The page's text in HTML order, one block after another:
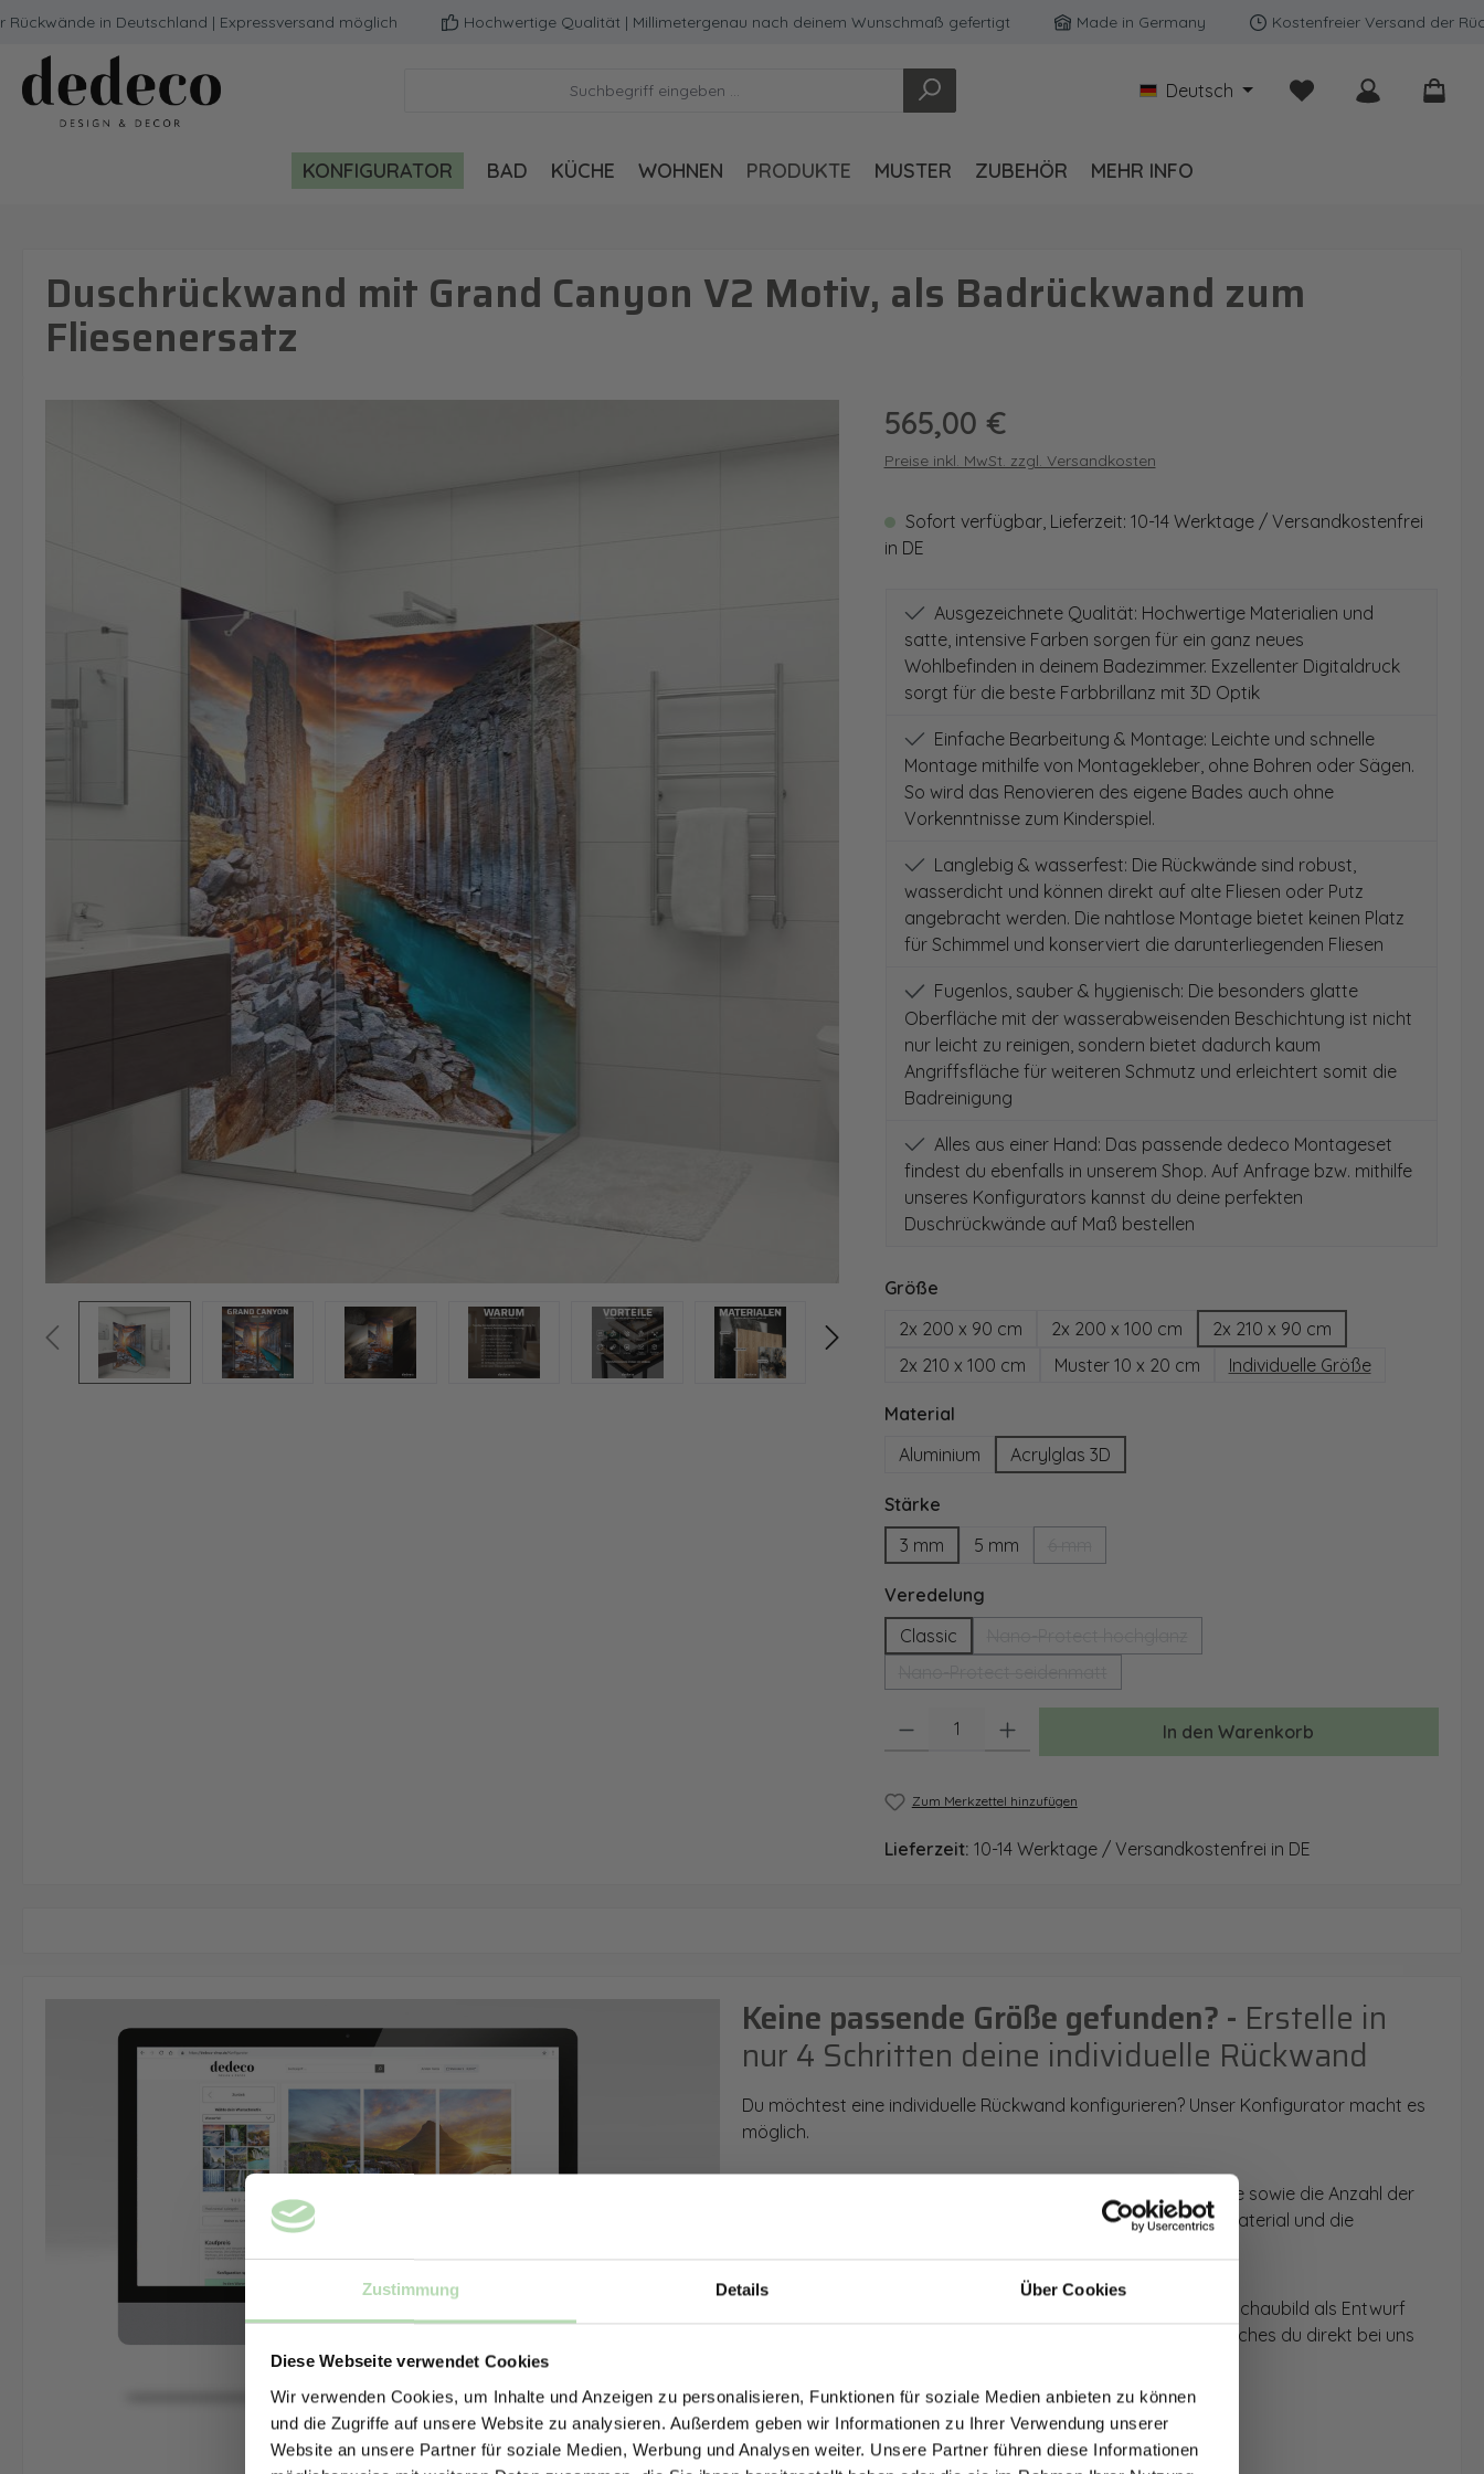
Zustimmung Details Über Cookies
Diese Webseite verwendet Cookies
Wir verwenden Cookies, um Inhalte und Anzeigen zu personalisieren, Funktionen für soziale Medien anbieten zu können
und die Zugriffe auf unsere Website zu analysieren. Außerdem geben wir Informationen zu Ihrer Verwendung unserer
Website an unsere Partner für soziale Medien, Werbung und Analysen weiter. Unsere Partner führen diese Informationen
Hauptinhalt springen
Zur Suche springen
Zur Hauptnavigation springen
in Deutschland | Expressversand möglich Hochwertige Qualität | Millimetergenau nach deinem Wunschmaß gefertigt Made in Germany Kostenfreier Versand der
Deutsch Du hast 0 Produkte
KONFIGURATOR BAD KÜCHE WOHNEN PRODUKTE MUSTER ZUBEHÖR MEHR INFO
Duschrückwand mit Grand Canyon V2 Motiv, als Badrückwand zum
Fliesenersatz
Regulärer Preis:
565,00 €
Preise inkl. MwSt. zzgl. Versandkosten
Sofort verfügbar, Lieferzeit: 10-14 Werktage / Versandkostenfrei
in DE
Ausgezeichnete Qualität: Hochwertige Materialien und
satte, intensive Farben sorgen für ein ganz neues
Wohlbefinden in deinem Badezimmer. Exzellenter Digitaldruck
sorgt für die beste Farbbrillanz mit 3D Optik
Einfache Bearbeitung & Montage: Leichte und schnelle
Montage mithilfe von Montagekleber, ohne Bohren oder Sägen.
So wird das Renovieren des eigene Bades auch ohne
Vorkenntnisse zum Kinderspiel.
Langlebig & wasserfest: Die Rückwände sind robust,
wasserdicht und können direkt auf alte Fliesen oder Putz
angebracht werden. Die nahtlose Montage bietet keinen Platz
für Schimmel und konserviert die darunterliegenden Fliesen
Fugenlos, sauber & hygienisch: Die besonders glatte
Oberfläche mit der wasserabweisenden Beschichtung ist nicht
nur leicht zu reinigen, sondern bietet dadurch kaum
Angriffsfläche für weiteren Schmutz und erleichtert somit die
Badreinigung
Alles aus einer Hand: Das passende dedeco Montageset
findest du ebenfalls in unserem Shop. Auf Anfrage bzw. mithilfe
unseres Konfigurators kannst du deine perfekten
Duschrückwände auf Maß bestellen
Größeauswählen
2x 200 x 90 cm
2x 200 x 100 cm
2x 210 x 90 cm
2x 210 x 100 cm
Muster 10 x 20 cm Individuelle Größe
Materialauswählen
Aluminium
Acrylglas 3D
Stärkeauswählen
3 mm
5 mm
Veredelungauswählen
Classic
(Diese Option ist zurzeit nicht verfügbar.)
Produkt Anzahl: Gib den gewünschten Wert ein oder benutze die Schaltflächen
In den Warenkorb
Zum Merkzettel hinzufügen
Lieferzeit: 10-14 Werktage / Versandkostenfrei in DE
Keine passende Größe gefunden? - Erstelle in
nur 4 Schritten deine individuelle Rückwand
Du möchtest eine individuelle Rückwand konfigurieren? Unser Konfigurator macht es
möglich.
So einfach geht es: Wähle den Anwendungsbereich, die Größe sowie die Anzahl der
Rückwand. Anschließend kannst du dein Wunschmotiv, das Material und die
Mithilfe unseres Konfigurators werden dir die Rückwände im Schaubild als Entwurf
dargestellt. Parallel erhältst du dein individuelles Angebot, welches du direkt bei uns
Zum Konfigurator
Jetzt zum Newsletter anmelden.